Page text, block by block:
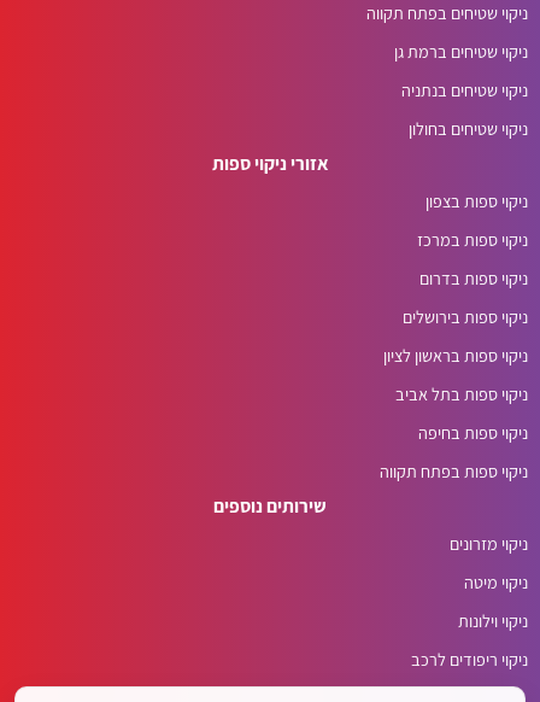
ניקוי שטיחים בפתח תקווה
ניקוי שטיחים ברמת גן
ניקוי שטיחים בנתניה
ניקוי שטיחים בחולון
אזורי ניקוי ספות
ניקוי ספות בצפון
ניקוי ספות במרכז
ניקוי ספות בדרום
ניקוי ספות בירושלים
ניקוי ספות בראשון לציון
ניקוי ספות בתל אביב
ניקוי ספות בחיפה
ניקוי ספות בפתח תקווה
שירותים נוספים
ניקוי מזרונים
ניקוי מיטה
ניקוי וילונות
ניקוי ריפודים לרכב